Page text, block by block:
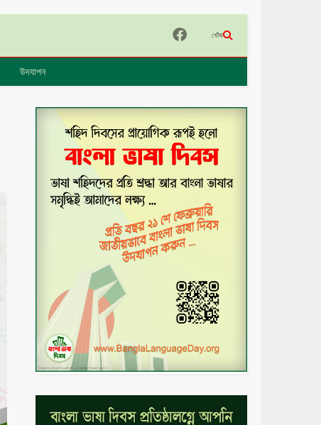
খোঁজ
উদযাপন